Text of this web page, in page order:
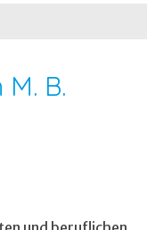
B.